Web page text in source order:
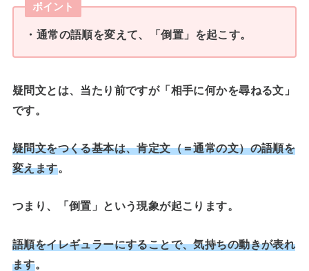
ポイント
・通常の語順を変えて、「倒置」を起こす。
疑問文とは、当たり前ですが「相手に何かを尋ねる文」
です。
疑問文をつくる基本は、肯定文（＝通常の文）の語順を
変えます。
つまり、「倒置」という現象が起こります。
語順をイレギュラーにすることで、気持ちの動きが表れ
ます。